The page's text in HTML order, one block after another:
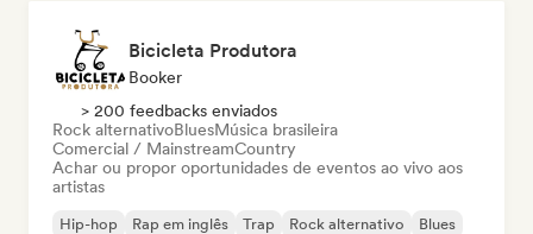
Bicicleta Produtora
Booker
> 200 feedbacks enviados
Rock alternativoBluesMúsica brasileira
Comercial / MainstreamCountry
Achar ou propor oportunidades de eventos ao vivo aos
artistas
Hip-hop Rap em inglês Trap Rock alternativo
Blues